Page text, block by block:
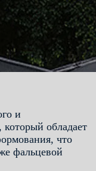
и
который обладает
что
фальцевой